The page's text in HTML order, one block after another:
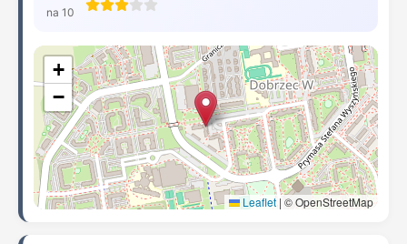
na 10
+
−
Leaflet | © OpenStreetMap